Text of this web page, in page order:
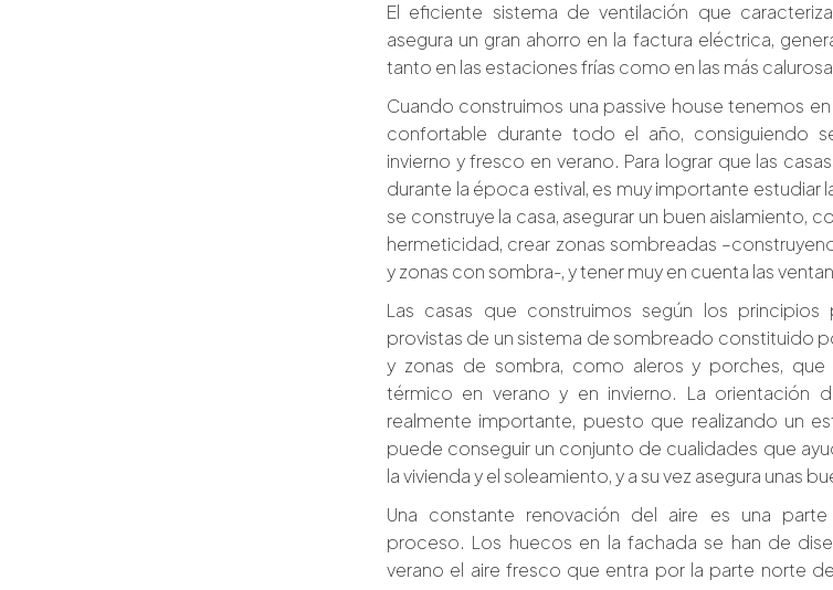
El eficiente sistema de ventilación que
asegura un gran ahorro en la factura eléctrica,
tanto en las estaciones frías como en las más
Cuando construimos una passive house tenemos
confortable durante todo el año, consiguiendo
invierno y fresco en verano. Para lograr que las
durante la época estival, es muy importante estudiar
se construye la casa, asegurar un buen aislamiento,
hermeticidad, crear zonas sombreadas
y zonas con sombra-, y tener muy en cuenta las
Las casas que construimos según los principios
provistas de un sistema de sombreado constituido
y zonas de sombra, como aleros y porches, que
térmico en verano y en invierno. La orientación
realmente importante, puesto que realizando un
puede conseguir un conjunto de cualidades que
la vivienda y el soleamiento, y a su vez asegura unas
Una constante renovación del aire es una
proceso. Los huecos en la fachada se han de
verano el aire fresco que entra por la parte norte